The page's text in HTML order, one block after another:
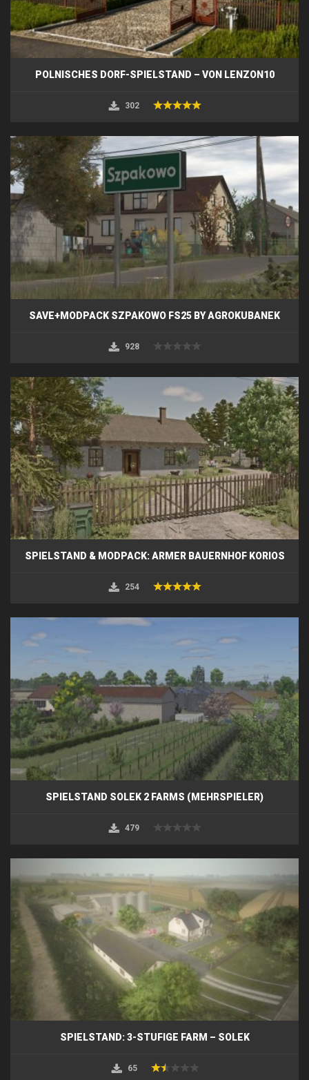
POLNISCHES DORF-SPIELSTAND – VON LENZON10
302
SAVE+MODPACK SZPAKOWO FS25 BY AGROKUBANEK
928
SPIELSTAND & MODPACK: ARMER BAUERNHOF KORIOS
254
SPIELSTAND SOLEK 2 FARMS (MEHRSPIELER)
479
SPIELSTAND: 3-STUFIGE FARM – SOLEK
65